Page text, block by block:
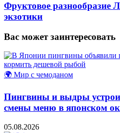
Фруктовое разнообразие
экзотики
Вас может заинтересовать
🌍 Мир с чемоданом
Пингвины и выдры
смены меню в японском
05.08.2026